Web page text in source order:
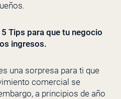
5 Tips para que tu negocio
ingresos.
una sorpresa para ti que
comercial se
a principios de año